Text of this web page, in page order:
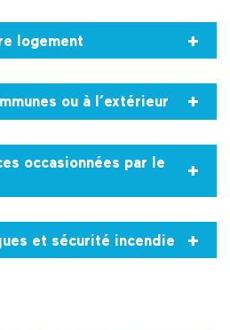
logement
ou à l’extérieur
occasionnées par le
et sécurité incendie